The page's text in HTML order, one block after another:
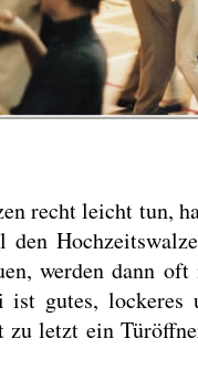
recht leicht tun,
werden dann
gutes, lockeres
letzt ein